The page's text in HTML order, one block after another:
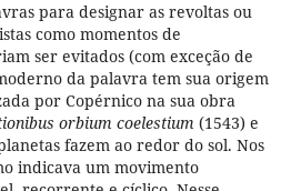
para designar as revoltas ou
como momentos de
ser evitados (com exceção de
da palavra tem sua origem
por Copérnico na sua obra
orbium coelestium (1543) e
fazem ao redor do sol. Nos
indicava um movimento